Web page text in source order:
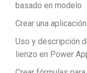
basado en modelo
Crear una
Uso y descripción
lienzo en Power